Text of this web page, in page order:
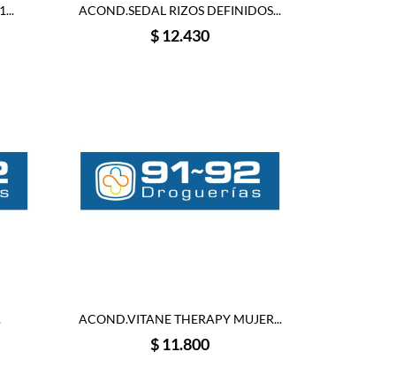
ACOND.SEDAL RIZOS DEFINIDOS...
Precio
$ 12.430
ACOND.VITANE THERAPY MUJER...
Precio
$ 11.800